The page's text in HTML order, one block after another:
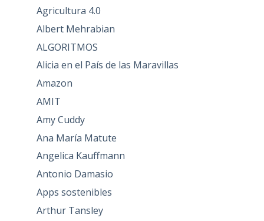
Agricultura 4.0
Albert Mehrabian
ALGORITMOS
Alicia en el País de las Maravillas
Amazon
AMIT
Amy Cuddy
Ana María Matute
Angelica Kauffmann
Antonio Damasio
Apps sostenibles
Arthur Tansley